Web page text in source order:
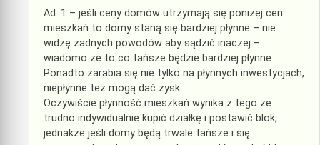
Ad. 1 – jeśli ceny domów utrzymają się poniżej cen
mieszkań to domy staną się bardziej płynne – nie
widzę żadnych powodów aby sądzić inaczej –
wiadomo że to co tańsze będzie bardziej płynne.
Ponadto zarabia się nie tylko na płynnych inwestycjach,
niepłynne też mogą dać zysk.
Oczywiście płynność mieszkań wynika z tego że
trudno indywidualnie kupić działkę i postawić blok,
jednakże jeśli domy będą trwale tańsze i się